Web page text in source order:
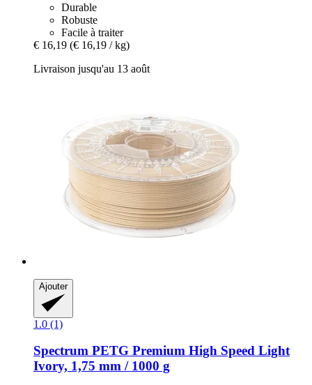
Durable
Robuste
Facile à traiter
€ 16,19 (€ 16,19 / kg)
Livraison jusqu'au 13 août
Ajouter
1.0 (1)
Spectrum PETG Premium High Speed Light
Ivory, 1,75 mm / 1000 g